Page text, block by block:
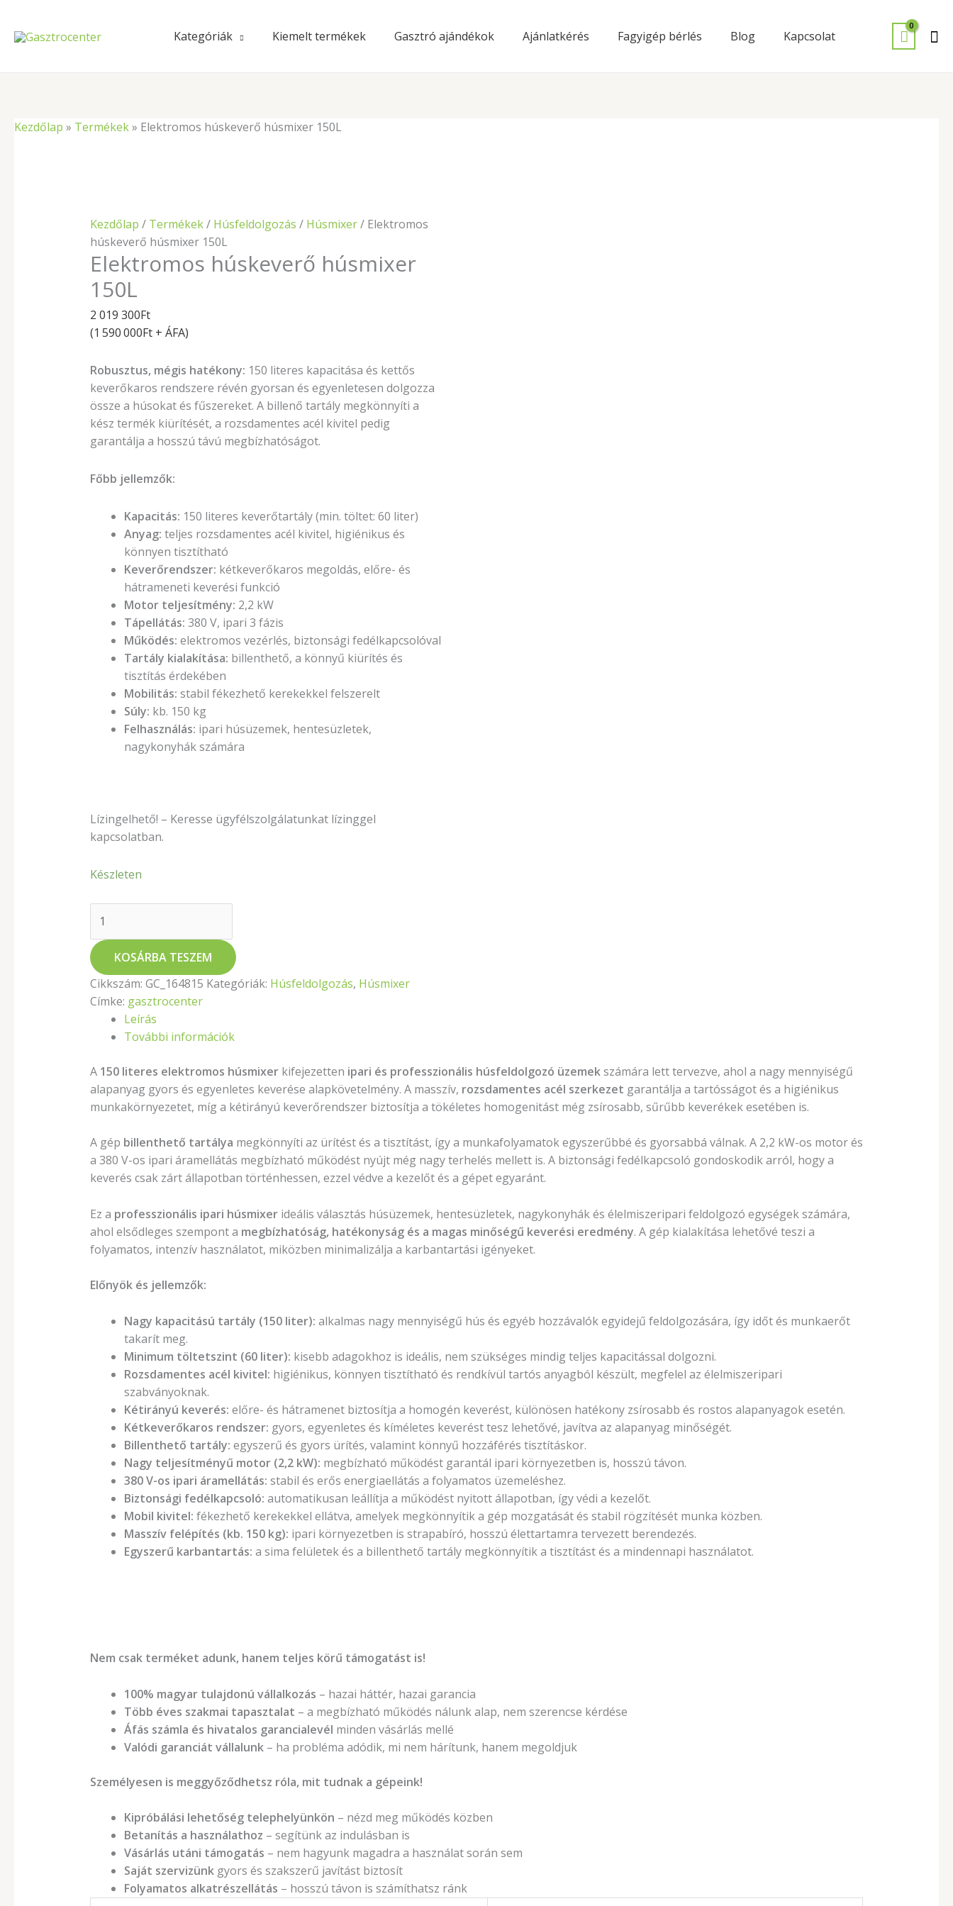
content
Kategóriák Kiemelt termékek Gasztró ajándékok Ajánlatkérés Fagyigép bérlés Blog Kapcsolat
Kezdőlap » Termékek» Elektromos húskeverő húsmixer 150L
Kezdőlap / Termékek/ Húsfeldolgozás / Húsmixer/ Elektromos
húskeverő húsmixer 150L
Elektromos húskeverő húsmixer
150L
2 019 300Ft
(1 590 000Ft + ÁFA)
Robusztus, mégis hatékony: 150 literes kapacitása és kettős
keverőkaros rendszere révén gyorsan és egyenletesen dolgozza
össze a húsokat és fűszereket. A billenő tartály megkönnyíti a
kész termék kiürítését, a rozsdamentes acél kivitel pedig
garantálja a hosszú távú megbízhatóságot.
Főbb jellemzők:
Kapacitás: 150 literes keverőtartály (min. töltet: 60 liter)
Anyag: teljes rozsdamentes acél kivitel, higiénikus és
könnyen tisztítható
Keverőrendszer: kétkeverőkaros megoldás, előre- és
hátrameneti keverési funkció
Motor teljesítmény: 2,2 kW
Tápellátás: 380 V, ipari 3 fázis
Működés: elektromos vezérlés, biztonsági fedélkapcsolóval
Tartály kialakítása: billenthető, a könnyű kiürítés és
tisztítás érdekében
Mobilitás: stabil fékezhető kerekekkel felszerelt
Súly: kb. 150 kg
Felhasználás: ipari húsüzemek, hentesüzletek,
nagykonyhák számára
Lízingelhető! – Keresse ügyfélszolgálatunkat lízinggel
kapcsolatban.
Készleten
Elektromos
KOSÁRBA TESZEM
Cikkszám: GC_164815 Kategóriák: Húsfeldolgozás, Húsmixer
Címke: gasztrocenter
Leírás
További információk
A 150 literes elektromos húsmixerkifejezetten ipari és professzionális húsfeldolgozó üzemekszámára lett tervezve, ahol a nagy mennyiségű
alapanyag gyors és egyenletes keverése alapkövetelmény. A masszív, rozsdamentes acél szerkezet garantálja a tartósságot és a higiénikus
munkakörnyezetet, míg a kétirányú keverőrendszer biztosítja a tökéletes homogenitást még zsírosabb, sűrűbb keverékek esetében is.
A gép billenthető tartálya megkönnyíti az ürítést és a tisztítást, így a munkafolyamatok egyszerűbbé és gyorsabbá válnak. A 2,2 kW-os motor és
a 380 V-os ipari áramellátás megbízható működést nyújt még nagy terhelés mellett is. A biztonsági fedélkapcsoló gondoskodik arról, hogy a
keverés csak zárt állapotban történhessen, ezzel védve a kezelőt és a gépet egyaránt.
Ez a professzionális ipari húsmixerideális választás húsüzemek, hentesüzletek, nagykonyhák és élelmiszeripari feldolgozó egységek számára,
ahol elsődleges szempont a megbízhatóság, hatékonyság és a magas minőségű keverési eredmény. A gép kialakítása lehetővé teszi a
folyamatos, intenzív használatot, miközben minimalizálja a karbantartási igényeket.
Előnyök és jellemzők:
Nagy kapacitású tartály (150 liter): alkalmas nagy mennyiségű hús és egyéb hozzávalók egyidejű feldolgozására, így időt és munkaerőt
takarít meg.
Minimum töltetszint (60 liter): kisebb adagokhoz is ideális, nem szükséges mindig teljes kapacitással dolgozni.
Rozsdamentes acél kivitel: higiénikus, könnyen tisztítható és rendkívül tartós anyagból készült, megfelel az élelmiszeripari
szabványoknak.
Kétirányú keverés: előre- és hátramenet biztosítja a homogén keverést, különösen hatékony zsírosabb és rostos alapanyagok esetén.
Kétkeverőkaros rendszer: gyors, egyenletes és kíméletes keverést tesz lehetővé, javítva az alapanyag minőségét.
Billenthető tartály: egyszerű és gyors ürítés, valamint könnyű hozzáférés tisztításkor.
Nagy teljesítményű motor (2,2 kW): megbízható működést garantál ipari környezetben is, hosszú távon.
380 V-os ipari áramellátás: stabil és erős energiaellátás a folyamatos üzemeléshez.
Biztonsági fedélkapcsoló: automatikusan leállítja a működést nyitott állapotban, így védi a kezelőt.
Mobil kivitel: fékezhető kerekekkel ellátva, amelyek megkönnyítik a gép mozgatását és stabil rögzítését munka közben.
Masszív felépítés (kb. 150 kg): ipari környezetben is strapabíró, hosszú élettartamra tervezett berendezés.
Egyszerű karbantartás: a sima felületek és a billenthető tartály megkönnyítik a tisztítást és a mindennapi használatot.
Nem csak terméket adunk, hanem teljes körű támogatást is!
100% magyar tulajdonú vállalkozás – hazai háttér, hazai garancia
Több éves szakmai tapasztalat – a megbízható működés nálunk alap, nem szerencse kérdése
Áfás számla és hivatalos garancialevél minden vásárlás mellé
Valódi garanciát vállalunk– ha probléma adódik, mi nem hárítunk, hanem megoldjuk
Személyesen is meggyőződhetsz róla, mit tudnak a gépeink!
Kipróbálási lehetőség telephelyünkön – nézd meg működés közben
Betanítás a használathoz – segítünk az indulásban is
Vásárlás utáni támogatás – nem hagyunk magadra a használat során sem
Saját szervizünkgyors és szakszerű javítást biztosít
Folyamatos alkatrészellátás – hosszú távon is számíthatsz ránk